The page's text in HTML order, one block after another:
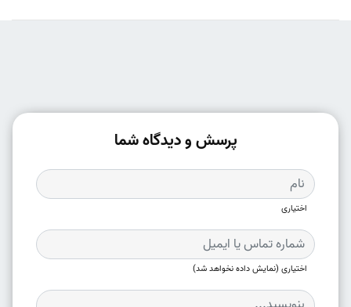
پرسش و دیدگاه شما
اختیاری
اختیاری (نمایش داده نخواهد شد)